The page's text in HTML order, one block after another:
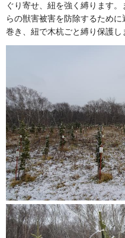
ぐり寄せ、紐を強く縛ります
らの獣害被害を防除するため
巻き、紐で木杭ごと縛り保護し